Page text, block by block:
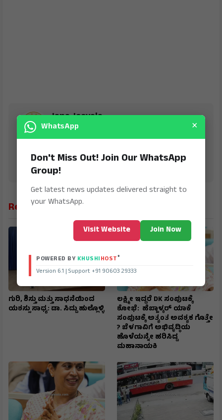
Jana Jeevala
is Digital Online Newspaper, Publishing Platform
From INDIA. Karnataka, National & International,
Updates including Politics, Business, Crime,
Education, Sports, Science, Current Affairs. Latest
Breaking News From India & Around the World.
Related News
ಗುರಿ, ಶಿಸ್ತು ಮತ್ತು ಸಾಧನೆಯಿಂದ
ಯಶಸ್ಸು ಸಾಧ್ಯ: ಡಾ. ಸಿದ್ದು ಹುಲ್ಲೊಳ್ಳಿ
ಲಕ್ಷ್ಮೀ ಇದ್ದರೆ DK ಸಂಪುಟಕ್ಕೆ
ಶೋಭೆ: ಹೆಬ್ಬಾಳ್ಕರ್ ಯಾಕೆ
ಸಂಪುಟಕ್ಕೆ ಅತ್ಯಂತ ಅವಶ್ಯಕ ಗೊತ್ತೇ
? ಬೆಳಗಾವಿಗೆ ಅಭಿವೃದ್ಧಿಯ
ಹೊಳೆಯನ್ನೇ ಹರಿಸಿದ್ದ
ಮಹಾನಾಯಕಿ
WhatsApp ×
Don't Miss Out! Join Our WhatsApp
Group!
Get latest news updates delivered straight to
your WhatsApp.
Visit Website Join Now
POWERED BY KHUSHIHOST®
Version 6.1 | Support +91 90603 29333